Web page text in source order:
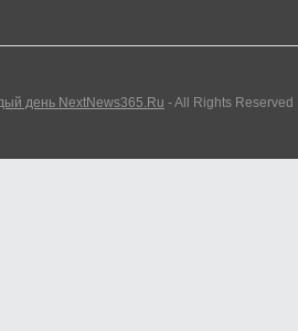
день NextNews365.Ru - All Rights Reserved